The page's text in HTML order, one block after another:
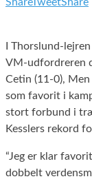
I Thorslund-
VM-udfordreren
Cetin (11-0),
som favorit i
stort forbund i
Kesslers rekord
“Jeg er klar
dobbelt